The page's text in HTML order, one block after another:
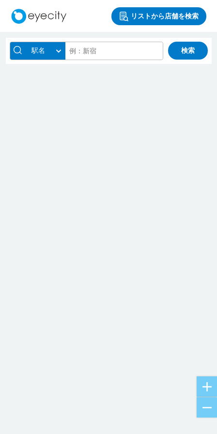
リストから店舗を検索
駅名 検索